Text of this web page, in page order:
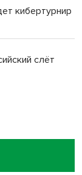
кибертурнир
слёт